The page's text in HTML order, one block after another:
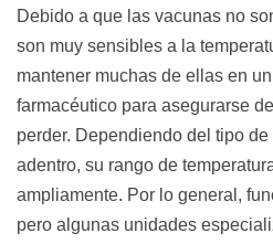
Debido a que las vacunas no
son muy sensibles a la
mantener muchas de ellas en
farmacéutico para asegurarse
perder. Dependiendo del tipo
adentro, su rango de
ampliamente. Por lo general,
pero algunas unidades